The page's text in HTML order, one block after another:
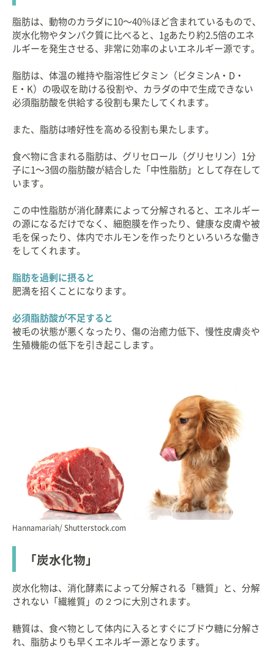
脂肪は、動物のカラダに10〜40％ほど含まれているもので、
炭水化物やタンパク質に比べると、1gあたり約2.5倍のエネ
ルギーを発生させる、非常に効率のよいエネルギー源です。
脂肪は、体温の維持や脂溶性ビタミン（ビタミンA・D・
E・K）の吸収を助ける役割や、カラダの中で生成できない
必須脂肪酸を供給する役割も果たしてくれます。
また、脂肪は嗜好性を高める役割も果たします。
食べ物に含まれる脂肪は、グリセロール（グリセリン）1分
子に1〜3個の脂肪酸が結合した「中性脂肪」として存在して
います。
この中性脂肪が消化酵素によって分解されると、エネルギー
の源になるだけでなく、細胞膜を作ったり、健康な皮膚や被
毛を保ったり、体内でホルモンを作ったりといろいろな働き
をしてくれます。
脂肪を過剰に摂ると
肥満を招くことになります。
必須脂肪酸が不足すると
被毛の状態が悪くなったり、傷の治癒力低下、慢性皮膚炎や
生殖機能の低下を引き起こします。
Hannamariah/ Shutterstock.com
「炭水化物」
炭水化物は、消化酵素によって分解される「糖質」と、分解
されない「繊維質」の２つに大別されます。
糖質は、食べ物として体内に入るとすぐにブドウ糖に分解さ
れ、脂肪よりも早くエネルギー源となります。